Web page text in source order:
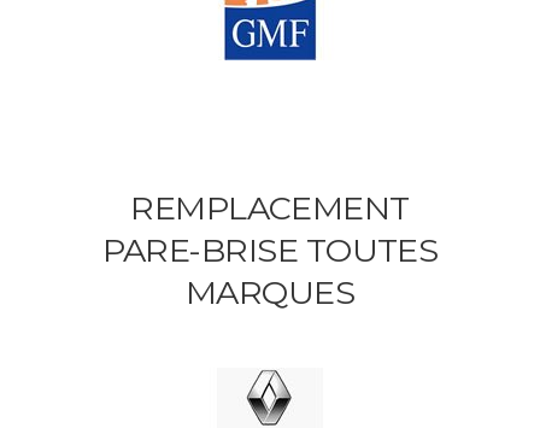
REMPLACEMENT
PARE-BRISE TOUTES
MARQUES